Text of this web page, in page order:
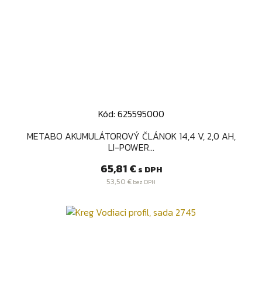
Kód: 625595000
METABO AKUMULÁTOROVÝ ČLÁNOK 14,4 V, 2,0 AH,
LI-POWER...
Cena
65,81 € s DPH
53,50 € bez DPH